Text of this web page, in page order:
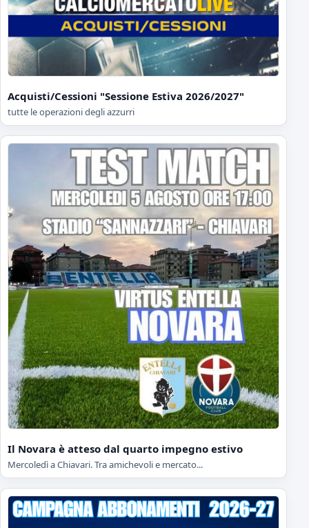
Acquisti/Cessioni "Sessione Estiva 2026/2027"
tutte le operazioni degli azzurri
Il Novara è atteso dal quarto impegno estivo
Mercoledì a Chiavari. Tra amichevoli e mercato...